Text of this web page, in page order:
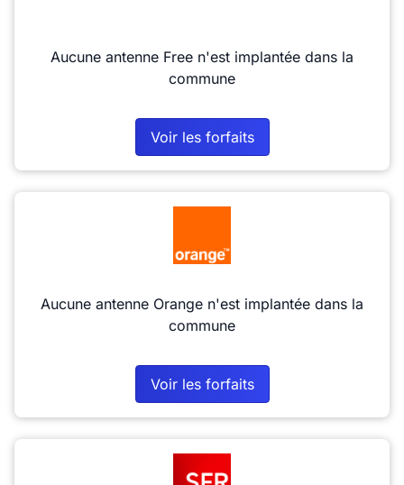
Aucune antenne Free n'est implantée dans la
commune
Voir les forfaits
Aucune antenne Orange n'est implantée dans la
commune
Voir les forfaits